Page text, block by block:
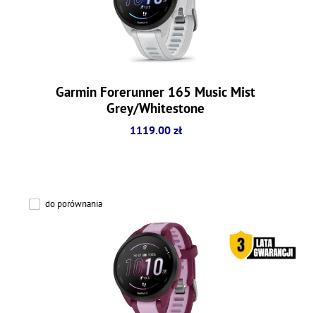
Garmin Forerunner 165 Music Mist
Grey/Whitestone
1119.00 zł
do porównania